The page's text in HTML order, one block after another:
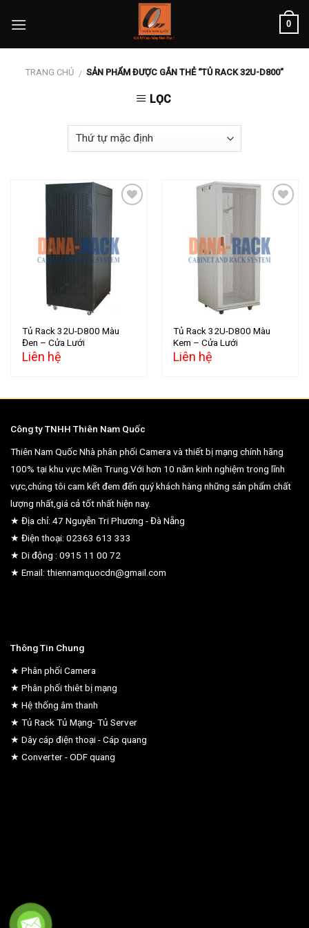
0
TRANG CHỦ / SẢN PHẨM ĐƯỢC GẮN THẺ “TỦ RACK 32U-D800”
LỌC
Add to
wishlist
Tủ Rack 32U-D800 Màu
Đen – Cửa Lưới
Liên hệ
Add to
wishlist
Tủ Rack 32U-D800 Màu
Kem – Cửa Lưới
Liên hệ
Công ty TNHH Thiên Nam Quốc
Thiên Nam Quốc Nhà phân phối Camera và thiết bị mạng chính hãng
100% tại khu vực Miền Trung.Với hơn 10 năm kinh nghiệm trong lĩnh
vực,chúng tôi cam kết đem đến quý khách hàng những sản phẩm chất
lượng nhất,giá cả tốt nhất hiện nay.
★ Địa chỉ: 47 Nguyễn Tri Phương - Đà Nẵng
★ Điện thoại: 02363 613 333
★ Di động : 0915 11 00 72
★ Email: thiennamquocdn@gmail.com
Thông Tin Chung
★ Phân phối Camera
★ Phân phối thiêt bị mạng
★ Hệ thống âm thanh
★ Tủ Rack Tủ Mạng- Tủ Server
★ Dây cáp điện thoại - Cáp quang
★ Converter - ODF quang